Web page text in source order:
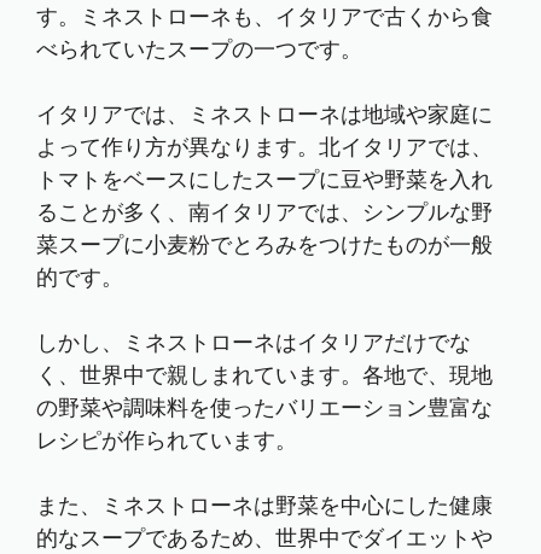
す。ミネストローネも、イタリアで古くから食
べられていたスープの一つです。
イタリアでは、ミネストローネは地域や家庭に
よって作り方が異なります。北イタリアでは、
トマトをベースにしたスープに豆や野菜を入れ
ることが多く、南イタリアでは、シンプルな野
菜スープに小麦粉でとろみをつけたものが一般
的です。
しかし、ミネストローネはイタリアだけでな
く、世界中で親しまれています。各地で、現地
の野菜や調味料を使ったバリエーション豊富な
レシピが作られています。
また、ミネストローネは野菜を中心にした健康
的なスープであるため、世界中でダイエットや